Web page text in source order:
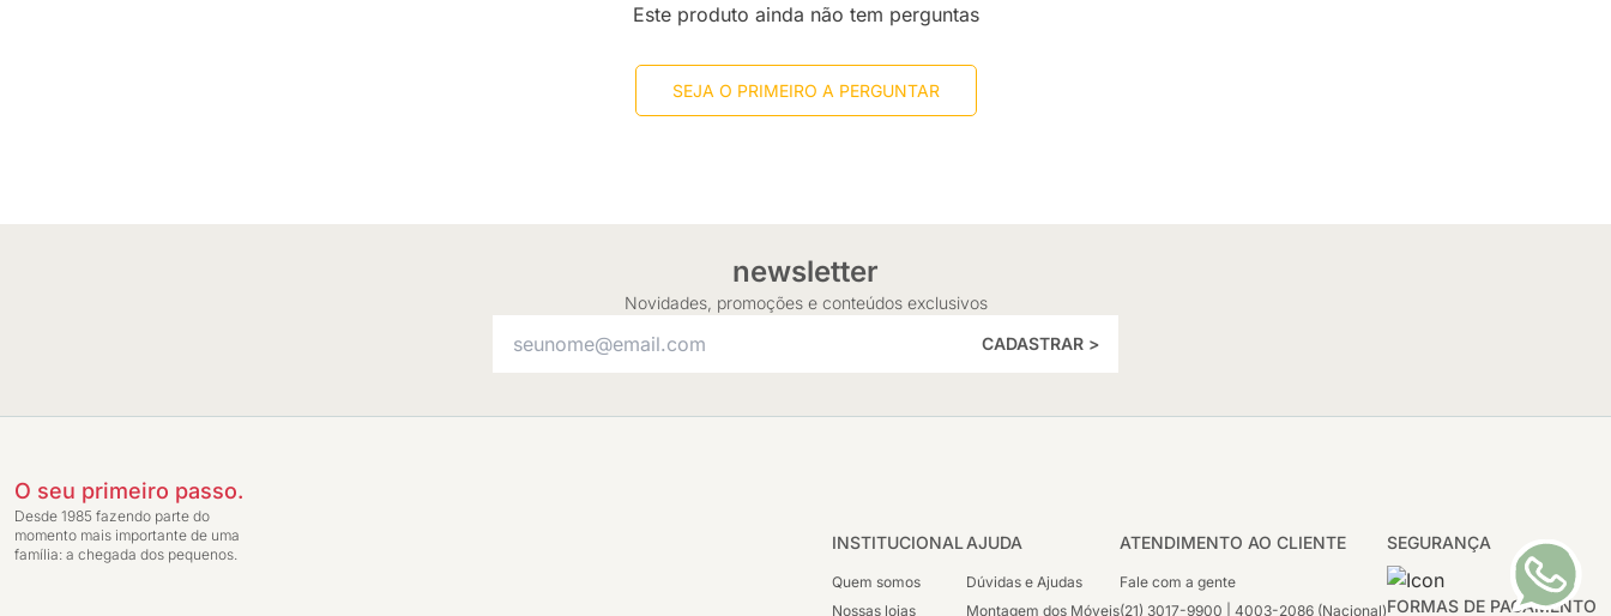
Este produto ainda não tem perguntas
SEJA O PRIMEIRO A PERGUNTAR
newsletter
Novidades, promoções e conteúdos exclusivos
CADASTRAR >
O seu primeiro passo.
Desde 1985 fazendo parte do
momento mais importante de uma
família: a chegada dos pequenos.
INSTITUCIONAL
Quem somos
Nossas lojas
AJUDA
Dúvidas e Ajudas
Montagem dos Móveis
SEGURANÇA
FORMAS DE PAGAMENTO
ATENDIMENTO AO CLIENTE
Fale com a gente
(21) 3017-9900 | 4003-2086 (Nacional)